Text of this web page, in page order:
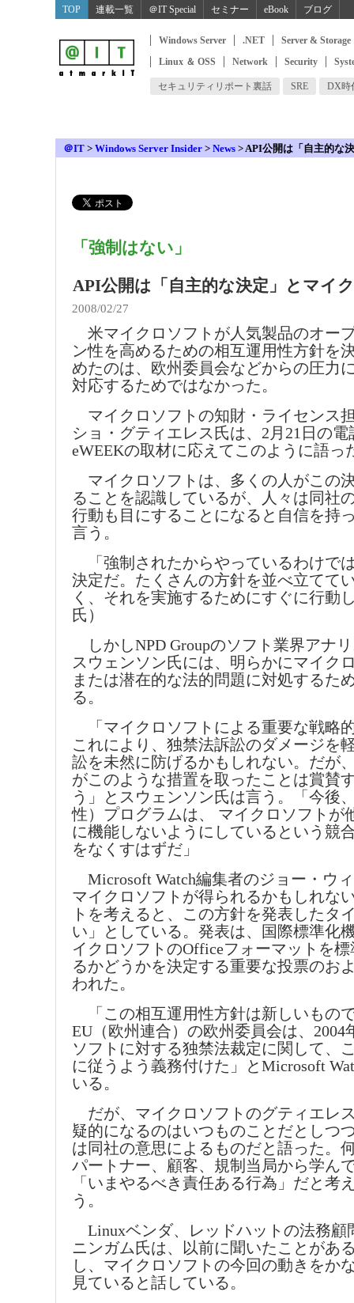
TOP 連載一覧 ＠IT Special セミナー eBook ブログ
Windows Server .NET
Server & Storage
Linux ＆ OSS
Network Security
セキュリティリポート裏話 SRE DX時
＠IT > Windows Server Insider > News >API公開は「自主的な
「強制はない」
API公開は「自主的な決定」とマイ
2008/02/27
米マイクロソフトが人気製品のオー
ン性を高めるための相互運用性方針を
めたのは、欧州委員会などからの圧力
対応するためではなかった。
マイクロソフトの知財・ライセンス
ショ・グティエレス氏は、2月21日の
eWEEKの取材に応えてこのように語っ
マイクロソフトは、多くの人がこの
ることを認識しているが、人々は同社
行動も目にすることになると自信を持
言う。
「強制されたからやっているわけで
決定だ。たくさんの方針を並べ立てて
く、それを実施するためにすぐに行動
氏）
しかしNPD Groupのソフト業界アナ
スウェンソン氏には、明らかにマイク
または潜在的な法的問題に対処するた
る。
「マイクロソフトによる重要な戦略
これにより、独禁法訴訟のダメージを
訟を未然に防げるかもしれない。だが
がこのような措置を取ったことは賞賛
う」とスウェンソン氏は言う。「今後
性）プログラムは、 マイクロソフトが
に機能しないようにしているという競
をなくすはずだ」
Microsoft Watch編集者のジョー・ウ
マイクロソフトが得られるかもしれな
トを考えると、この方針を発表したタ
い」としている。発表は、国際標準化
イクロソフトのOfficeフォーマットを
るかどうかを決定する重要な投票のお
われた。
「この相互運用性方針は新しいもの
EU（欧州連合）の欧州委員会は、2004
ソフトに対する独禁法裁定に関して、
に従うよう義務付けた」とMicrosoft
いる。
だが、マイクロソフトのグティエレ
疑的になるのはいつものことだとしつ
は同社の意思によるものだと語った。
パートナー、顧客、規制当局から学ん
「いまやるべき責任ある行為」だと考
う。
Linuxベンダ、レッドハットの法務顧
ニンガム氏は、以前に聞いたことがあ
し、マイクロソフトの今回の動きをか
見ていると話している。